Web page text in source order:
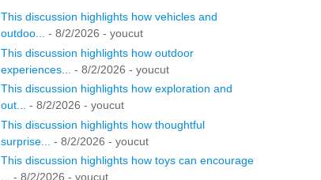
This discussion highlights how vehicles and
outdoo...
- 8/2/2026 - youcut
This discussion highlights how outdoor
experiences...
- 8/2/2026 - youcut
This discussion highlights how exploration and
out...
- 8/2/2026 - youcut
This discussion highlights how thoughtful
surprise...
- 8/2/2026 - youcut
This discussion highlights how toys can encourage
- 8/2/2026 - youcut